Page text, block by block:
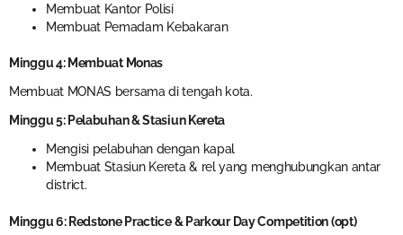
Membuat Kantor Polisi
Membuat Pemadam Kebakaran
Minggu 4: Membuat Monas
Membuat MONAS bersama di tengah kota.
Minggu 5: Pelabuhan & Stasiun Kereta
Mengisi pelabuhan dengan kapal
Membuat Stasiun Kereta & rel yang menghubungkan antar
district.
Minggu 6: Redstone Practice & Parkour Day Competition (opt)